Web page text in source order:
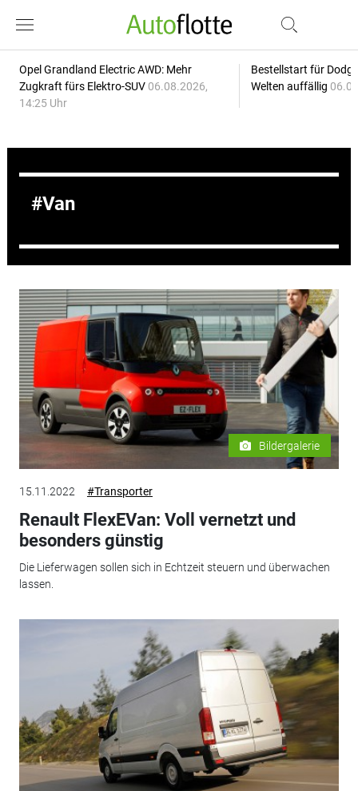
Opel Grandland Electric AWD: Mehr
Zugkraft fürs Elektro-SUV 06.08.2026,
14:25 Uhr
Bestellstart für
Welten auffällig
Van
Bildergalerie
15.11.2022 #Transporter
Renault FlexEVan: Voll vernetzt und
besonders günstig
Die Lieferwagen sollen sich in Echtzeit steuern und überwachen
lassen.